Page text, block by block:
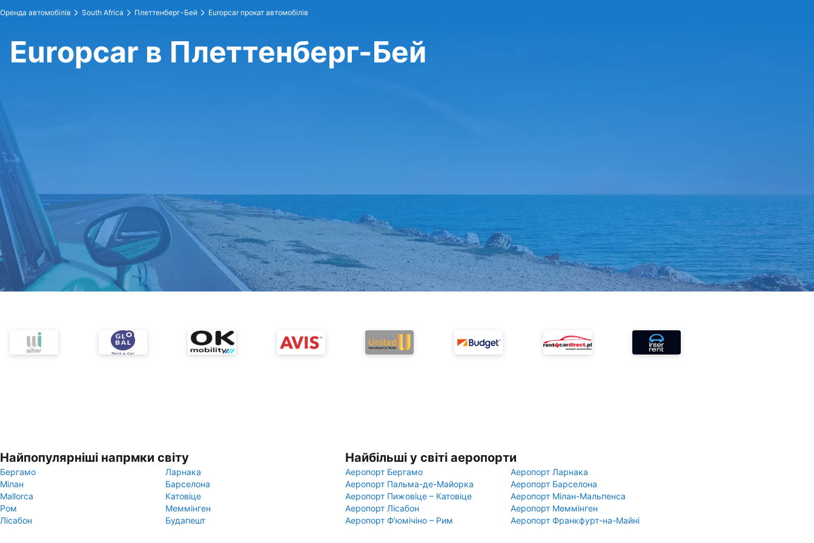
Оренда автомобілів South Africa Плеттенберг-Бей Europcar прокат автомобілів
Europcar в Плеттенберг-Бей
Найпопулярніші напрмки світу
Бергамо
Ларнака
Мілан
Барселона
Mallorca
Катовіце
Ром
Меммінген
Лісабон
Будапешт
Найбільші у світі аеропорти
Аеропорт Бергамо
Аеропорт Ларнака
Аеропорт Пальма-де-Майорка
Аеропорт Барселона
Аеропорт Пижовіце – Катовіце
Аеропорт Мілан-Мальпенса
Аеропорт Лісабон
Аеропорт Меммінген
Аеропорт Ф'юмічіно – Рим
Аеропорт Франкфурт-на-Майні